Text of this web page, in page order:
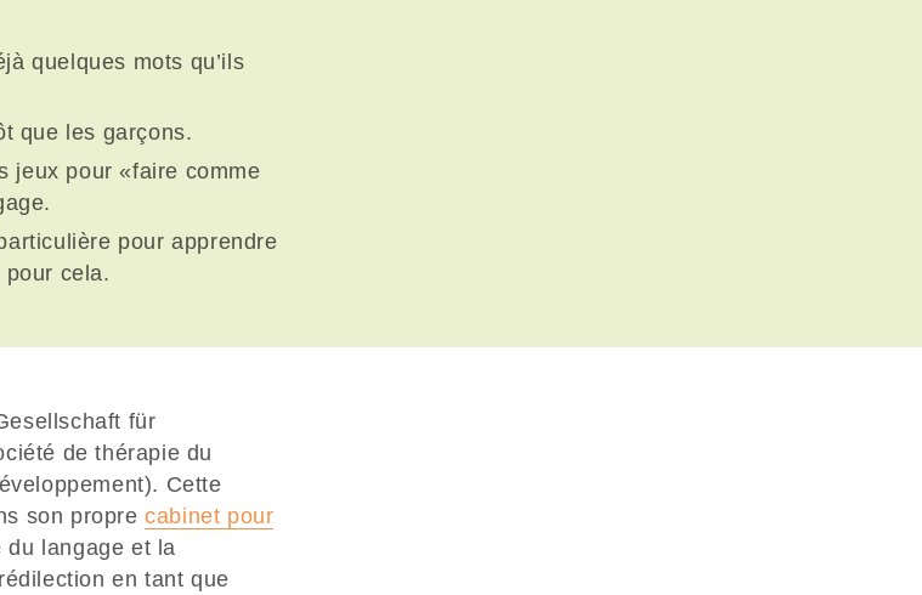
quelques mots qu’ils
que les garçons.
jeux pour «faire comme
pour apprendre
cela.
für
de thérapie du
Cette
son proprecabinet pour
du langage et la
en tant que